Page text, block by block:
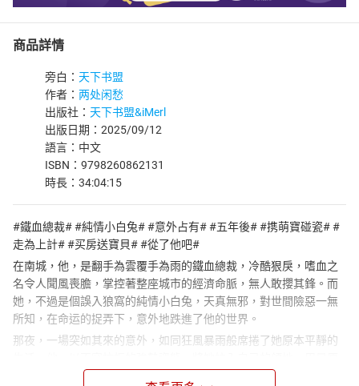
商品詳情
旁白： 天下书盟
作者： 两处闲愁
出版社： 天下书盟&iMerl
出版日期：2025/09/12
語言：中文
ISBN：9798260862131
時長：34:04:15
#鐵血總裁# #純情小白兔# #意外占有# #五年後# #携萌寶碰瓷# #
走為上計# #买房送寶貝# #從了他吧#
在南城，他，是翻手為雲覆手為雨的鐵血總裁，冷酷狠戾，嗜血之
名令人聞風喪膽，掌控著整座城市的經濟命脈，無人敢攖其鋒。而
她，不過是個誤入狼窩的純情小白兔，天真無邪，對世間險惡一無
所知，在命运的捉弄下，意外地跌進了他的世界。
那夜，一場突如其來的意外，如同狂風暴雨般席捲了她原本平靜的
始也最霸道的方式，在她身上留下了屬於他的印記，從此，她的生